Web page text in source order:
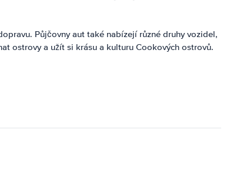
Půjčovny aut také nabízejí různé druhy vozidel,
ostrovy a užít si krásu a kulturu Cookových ostrovů.